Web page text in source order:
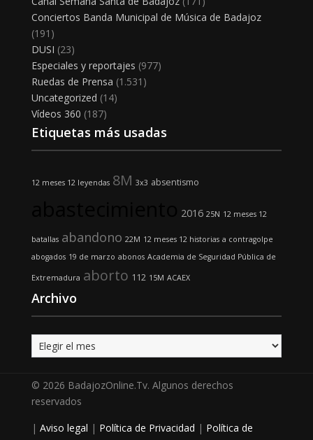
Conciertos Banda Municipal de Música de Badajoz
(191)
DUSI (23)
Especiales y reportajes (977)
Ruedas de Prensa (1.531)
Uncategorized (14)
Vídeos 360 (187)
Etiquetas más usadas
12 meses 12 leyendas 8M 3x3 absentismo
2016 25N 12 meses 12
batallas abandono 22M 12 meses 12 historias a contragolpe
abogados 19 de marzo abonos Academia de Seguridad Pública de
Extremadura aborto 112 15M ACAEX
Archivo
Archivo
© 2026 BadajozOnline.Tv. Algunos derechos
reservados
| Aviso legal | Política de Privacidad | Política de